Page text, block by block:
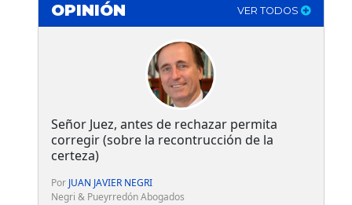
OPINIÓN VER TODOS
Señor Juez, antes de rechazar permita
corregir (sobre la recontrucción de la
certeza)
Por JUAN JAVIER NEGRI
Negri & Pueyrredón Abogados